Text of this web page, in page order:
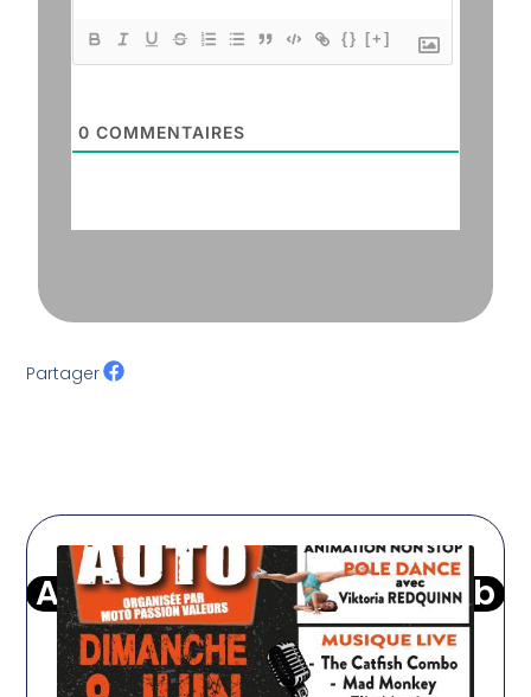
{} [+]
0 COMMENTAIRES
Partager
Autres Motos du moto club